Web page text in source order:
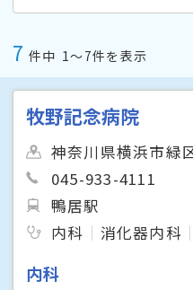
7 件中 1〜7件を表示
牧野記念病院
神奈川県横浜市緑
045-933-4111
鴨居駅
内科
消化器内科
内科